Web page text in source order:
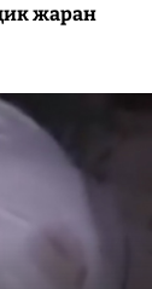
жаран